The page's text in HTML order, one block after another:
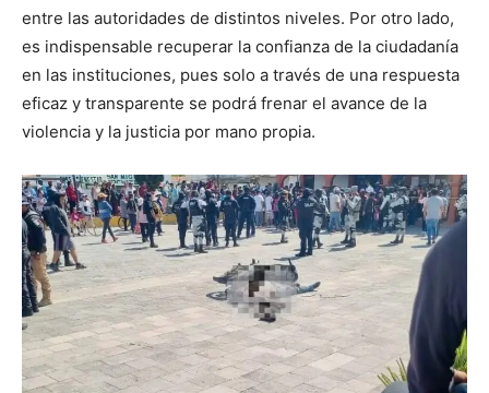
entre las autoridades de distintos niveles. Por otro lado,
es indispensable recuperar la confianza de la ciudadanía
en las instituciones, pues solo a través de una respuesta
eficaz y transparente se podrá frenar el avance de la
violencia y la justicia por mano propia.